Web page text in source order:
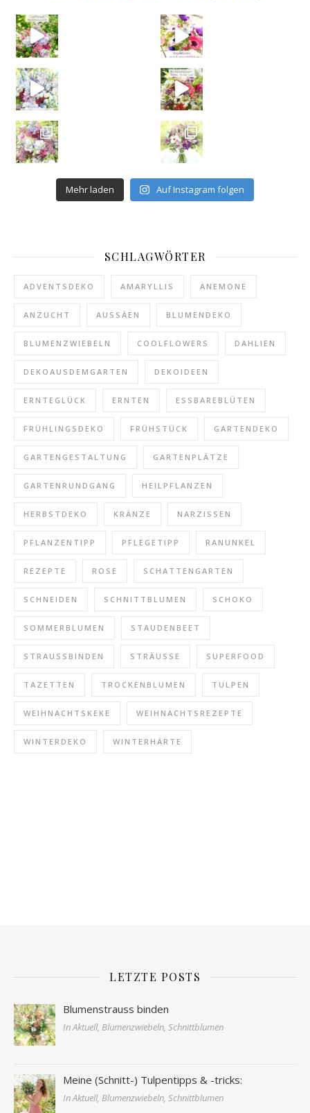
Mehr laden Auf Instagram folgen
SCHLAGWÖRTER
ADVENTSDEKO AMARYLLIS ANEMONE
ANZUCHT AUSSÄEN BLUMENDEKO
BLUMENZWIEBELN COOLFLOWERS DAHLIEN
DEKOAUSDEMGARTEN DEKOIDEEN
ERNTEGLÜCK ERNTEN ESSBAREBLÜTEN
FRÜHLINGSDEKO FRÜHSTÜCK GARTENDEKO
GARTENGESTALTUNG GARTENPLÄTZE
GARTENRUNDGANG HEILPFLANZEN
HERBSTDEKO KRÄNZE NARZISSEN
PFLANZENTIPP PFLEGETIPP RANUNKEL
REZEPTE ROSE SCHATTENGARTEN
SCHNEIDEN SCHNITTBLUMEN SCHOKO
SOMMERBLUMEN STAUDENBEET
STRAUSSBINDEN STRÄUSSE SUPERFOOD
TAZETTEN TROCKENBLUMEN TULPEN
WEIHNACHTSKEKE WEIHNACHTSREZEPTE
WINTERDEKO WINTERHÄRTE
LETZTE POSTS
Blumenstrauss binden
In Aktuell, Blumenzwiebeln, Schnittblumen
Meine (Schnitt-) Tulpentipps & -tricks:
In Aktuell, Blumenzwiebeln, Schnittblumen